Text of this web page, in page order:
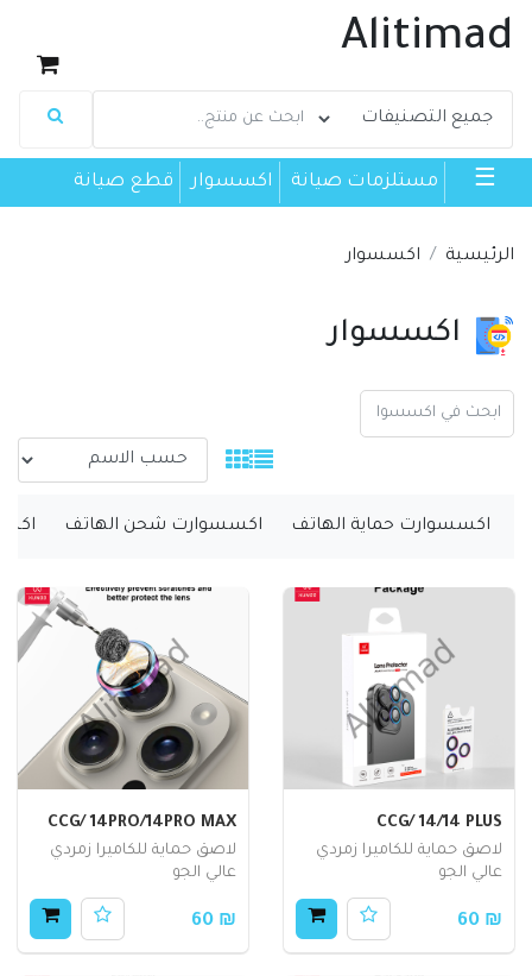
Alitimad
☰ مستلزمات صيانة اكسسوار قطع صيانة
الرئيسية اكسسوار
اكسسوار
اكسسوارت حماية الهاتف اكسسوارت شحن الهاتف
CCG/ 14/14 PLUS
لاصق حماية للكاميرا زمردي
عالي الجو
₪ 60
CCG/ 14PRO/14PRO MAX
لاصق حماية للكاميرا زمردي
عالي الجو
₪ 60